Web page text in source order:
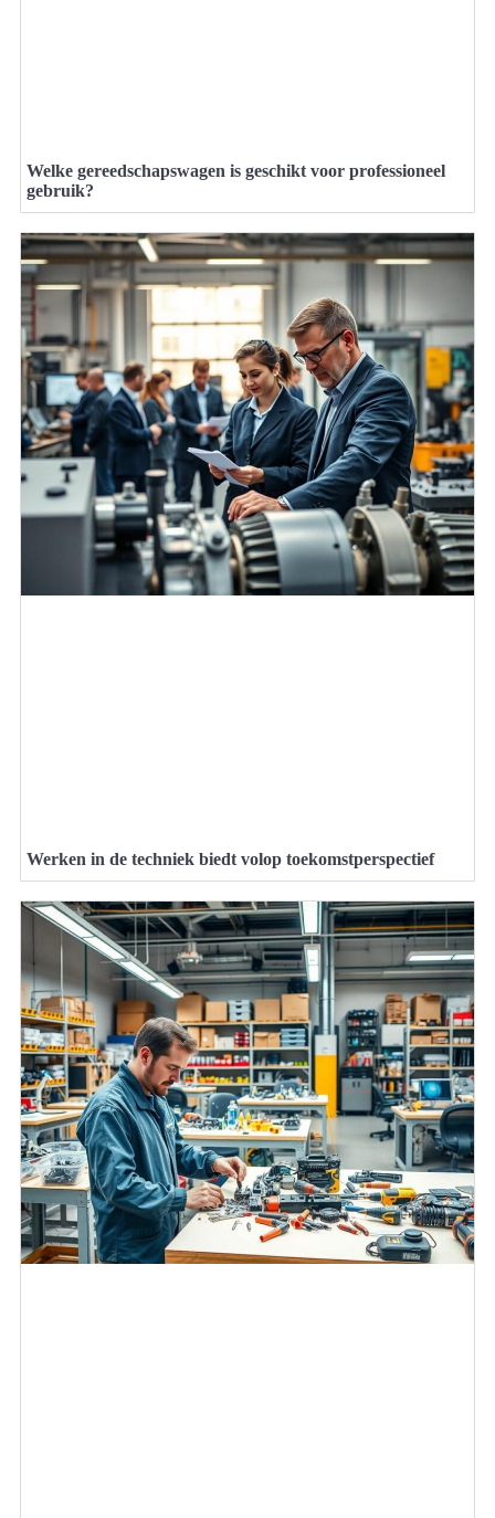
Welke gereedschapswagen is geschikt voor professioneel
gebruik?
Werken in de techniek biedt volop toekomstperspectief